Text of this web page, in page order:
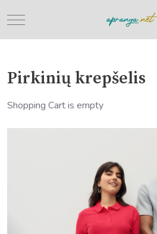
Mobile Menu Toggle
Pirkinių krepšelis
Shopping Cart is empty